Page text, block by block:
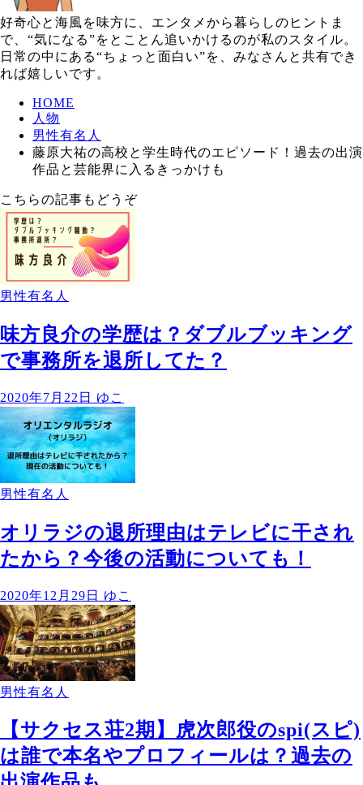
好奇心と海風を味方に、エンタメから暮らしのヒントま
で、“気になる”をとことん追いかけるのが私のスタイル。
日常の中にある“ちょっと面白い”を、みなさんと共有でき
れば嬉しいです。
HOME
人物
男性有名人
藤原大祐の高校と学生時代のエピソード！過去の出演
作品と芸能界に入るきっかけも
こちらの記事もどうぞ
男性有名人
味方良介の学歴は？ダブルブッキング
で事務所を退所してた？
2020年7月22日 ゆこ
男性有名人
オリラジの退所理由はテレビに干され
たから？今後の活動についても！
2020年12月29日 ゆこ
男性有名人
【サクセス荘2期】虎次郎役のspi(スピ)
は誰で本名やプロフィールは？過去の